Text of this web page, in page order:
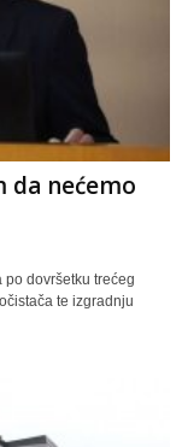
da nećemo
dovršetku trećeg
te izgradnju